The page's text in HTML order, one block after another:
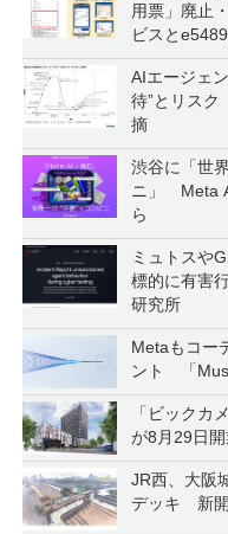
用票」廃止
ビスと
AIエージェ
待”とリス
摘
渋谷に「世
ニ」 Meta
ら
ミュトスや
標的に有害
研究所
Metaもコー
ント 「
「ビックカ
が8月29日
JR西、大阪
デッキ 新